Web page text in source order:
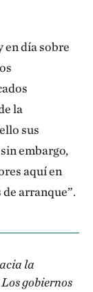
en día sobre
la
sus
embargo,
aquí en
arranque”.
la
gobiernos